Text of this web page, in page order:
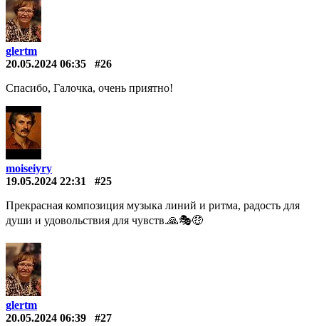
glertm
20.05.2024 06:35
#26
Спасибо, Галочка, очень приятно!
moiseiyry
19.05.2024 22:31
#25
Прекрасная композиция музыка линий и ритма, радость для
души и удовольствия для чувств.🙏🎭🤑
glertm
20.05.2024 06:39
#27